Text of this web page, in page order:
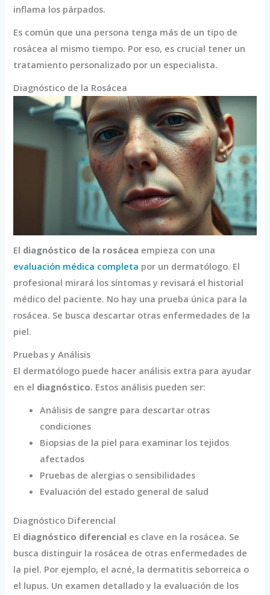
inflama los párpados.
Es común que una persona tenga más de un tipo de
rosácea al mismo tiempo. Por eso, es crucial tener un
tratamiento personalizado por un especialista.
Diagnóstico de la Rosácea
El diagnóstico de la rosácea empieza con una
evaluación médica completa por un dermatólogo. El
profesional mirará los síntomas y revisará el historial
médico del paciente. No hay una prueba única para la
rosácea. Se busca descartar otras enfermedades de la
piel.
Pruebas y Análisis
El dermatólogo puede hacer análisis extra para ayudar
en el diagnóstico. Estos análisis pueden ser:
Análisis de sangre para descartar otras
condiciones
Biopsias de la piel para examinar los tejidos
afectados
Pruebas de alergias o sensibilidades
Evaluación del estado general de salud
Diagnóstico Diferencial
El diagnóstico diferencial es clave en la rosácea. Se
busca distinguir la rosácea de otras enfermedades de
la piel. Por ejemplo, el acné, la dermatitis seborreica o
el lupus. Un examen detallado y la evaluación de los